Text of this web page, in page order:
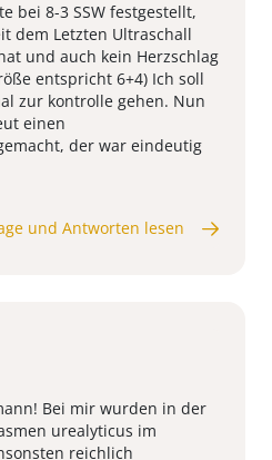
bei 8-3 SSW festgestellt,
dem Letzten Ultraschall
und auch kein Herzschlag
entspricht 6+4) Ich soll
zur kontrolle gehen. Nun
einen
der war eindeutig
und Antworten lesen
Bei mir wurden in der
urealyticus im
reichlich